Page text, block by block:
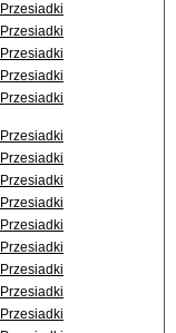
Przesiadki
Przesiadki
Przesiadki
Przesiadki
Przesiadki
Przesiadki
Przesiadki
Przesiadki
Przesiadki
Przesiadki
Przesiadki
Przesiadki
Przesiadki
Przesiadki